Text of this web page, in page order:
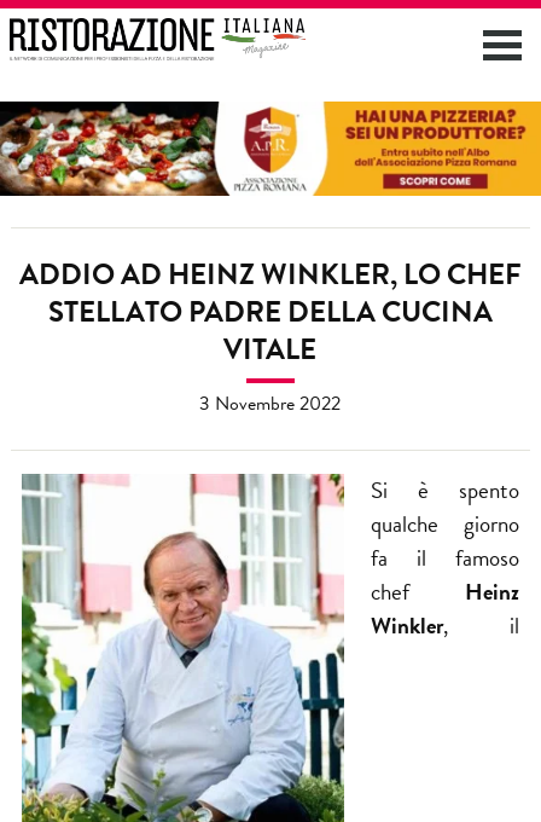
ADDIO AD HEINZ WINKLER, LO CHEF
STELLATO PADRE DELLA CUCINA
VITALE
3 Novembre 2022
Si è spento
qualche giorno
fa il famoso
chef Heinz
Winkler, il